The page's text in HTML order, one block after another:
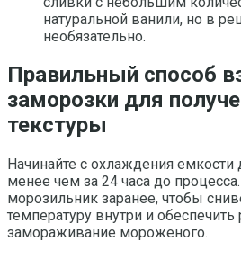
натуральной ванили, но в
необязательно.
Правильный способ
заморозки для
текстуры
Начинайте с охлаждения емкости
менее чем за 24 часа до
морозильник заранее, чтобы
температуру внутри и
замораживание мороженого.